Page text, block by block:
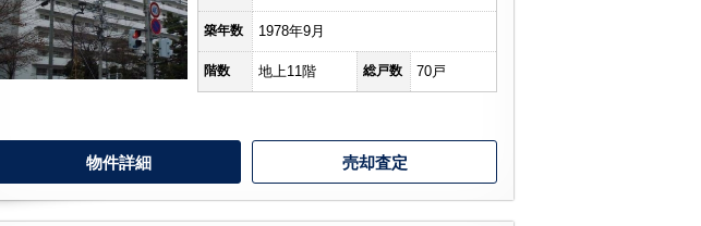
築年数 1978年9月
階数 地上11階 総戸数 70戸
物件詳細 売却査定